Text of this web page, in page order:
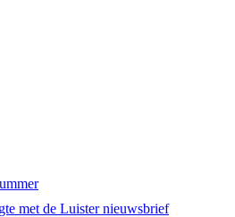
met de Luister nieuwsbrief